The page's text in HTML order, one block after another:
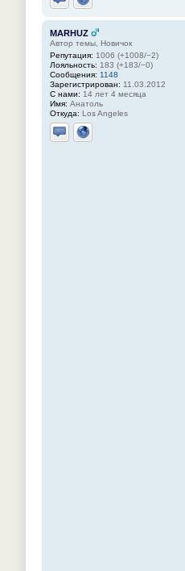
Отправить личное
Сайт
MARHUZ
Автор темы, Новичок
Репутация: 1006 (+1008/−2)
Лояльность: 183 (+183/−0)
Сообщения: 1148
Зарегистрирован: 11.03.2012
С нами: 14 лет 4 месяца
Имя: Анатоль
Откуда: Los Angeles
Отправить личное
Сайт